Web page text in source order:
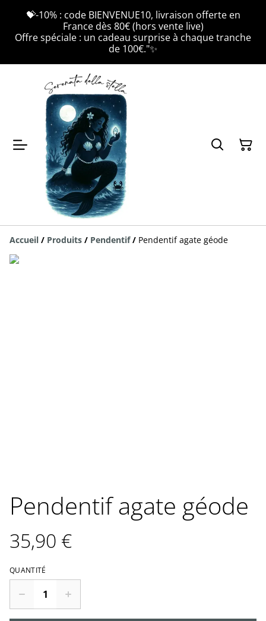
💝-10% : code BIENVENUE10, livraison offerte en
France dès 80€ (hors vente live)
Offre spéciale : un cadeau surprise à chaque tranche
de 100€."✨
Accueil / Produits / Pendentif / Pendentif agate géode
Pendentif agate géode
35,90 €
QUANTITÉ